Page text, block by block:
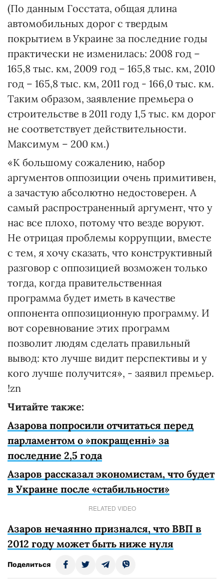
(По данным Госстата, общая длина
автомобильных дорог с твердым
покрытием в Украине за последние годы
практически не изменилась: 2008 год –
165,8 тыс. км, 2009 год – 165,8 тыс. км, 2010
год – 165,8 тыс. км, 2011 год - 166,0 тыс. км.
Таким образом, заявление премьера о
строительстве в 2011 году 1,5 тыс. км дорог
не соответствует действительности.
Максимум – 200 км.)
«К большому сожалению, набор
аргументов оппозиции очень примитивен,
а зачастую абсолютно недостоверен. А
самый распространенный аргумент, что у
нас все плохо, потому что везде воруют.
Не отрицая проблемы коррупции, вместе
с тем, я хочу сказать, что конструктивный
разговор с оппозицией возможен только
тогда, когда правительственная
программа будет иметь в качестве
оппонента оппозиционную программу. И
вот соревнование этих программ
позволит людям сделать правильный
вывод: кто лучше видит перспективы и у
кого лучше получится», - заявил премьер.
!zn
Читайте также:
Азарова попросили отчитаться перед
парламентом о »покращенні» за
последние 2,5 года
Азаров рассказал экономистам, что будет
в Украине после «стабильности»
RELATED VIDEO
Азаров нечаянно признался, что ВВП в
2012 году может быть ниже нуля
Поделиться